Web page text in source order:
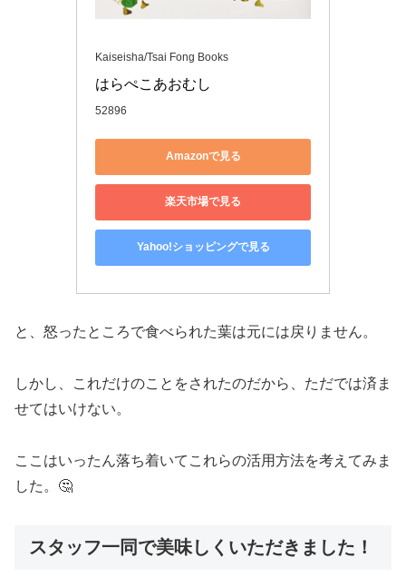
Kaiseisha/Tsai Fong Books
はらぺこあおむし
52896
Amazonで見る
楽天市場で見る
Yahoo!ショッピングで見る
と、怒ったところで食べられた葉は元には戻りません。
しかし、これだけのことをされたのだから、ただでは済ま
せてはいけない。
ここはいったん落ち着いてこれらの活用方法を考えてみま
した。🤔
スタッフ一同で美味しくいただきました！